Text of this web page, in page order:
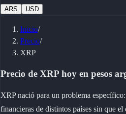
ARS USD
Inicio/
Precio/
XRP
Precio de XRP hoy en pesos
XRP nació para un problema
financieras de distintos países sin que